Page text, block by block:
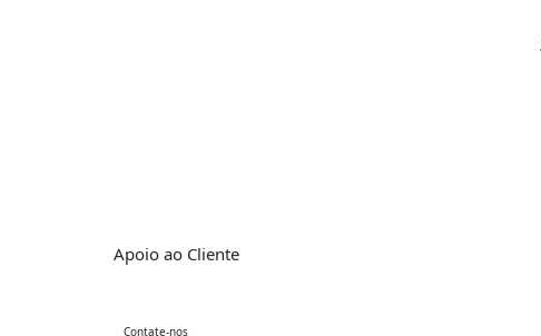
Apoio ao Cliente
Contate-nos